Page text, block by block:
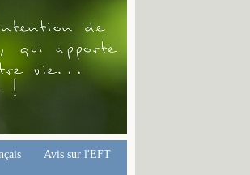
Avis sur l'EFT